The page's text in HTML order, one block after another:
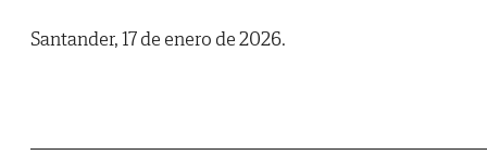
Santander, 17 de enero de 2026.